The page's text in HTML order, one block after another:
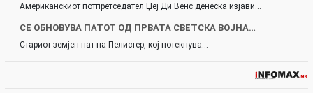
Американскиот потпретседател Џеј Ди Венс денеска изјави…
СЕ ОБНОВУВА ПАТОТ ОД ПРВАТА СВЕТСКА ВОЈНА…
Стариот земјен пат на Пелистер, кој потекнува…